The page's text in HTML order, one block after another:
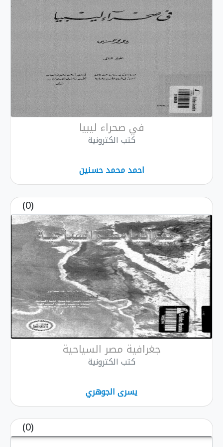
في صحراء ليبيا
كتب الكترونية
احمد محمد حسنين
جغرافية مصر السياحية
كتب الكترونية
يسرى الجوهري